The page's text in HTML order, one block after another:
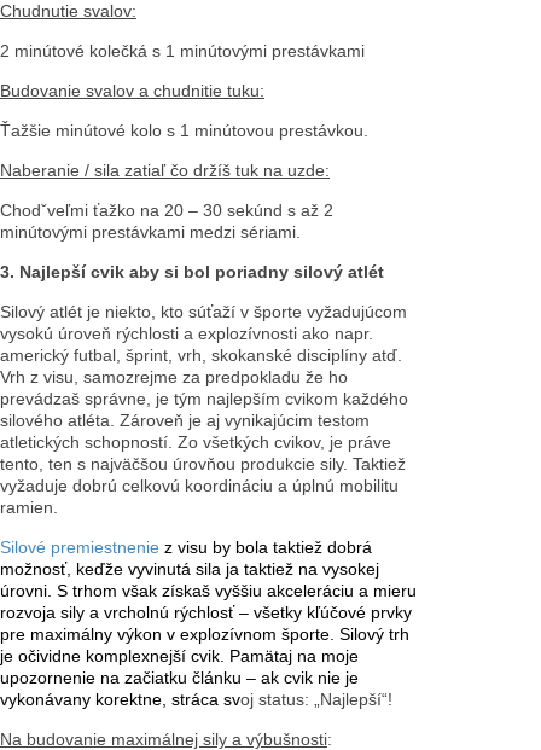
Chudnutie svalov:
2 minútové kolečká s 1 minútovými prestávkami
Budovanie svalov a chudnitie tuku:
Ťažšie minútové kolo s 1 minútovou prestávkou.
Naberanie / sila zatiaľ čo držíš tuk na uzde:
Chodˇveľmi ťažko na 20 – 30 sekúnd s až 2
minútovými prestávkami medzi sériami.
3. Najlepší cvik aby si bol poriadny silový atlét
Silový atlét je niekto, kto súťaží v športe vyžadujúcom
vysokú úroveň rýchlosti a explozívnosti ako napr.
americký futbal, šprint, vrh, skokanské disciplíny atď.
Vrh z visu, samozrejme za predpokladu že ho
prevádzaš správne, je tým najlepším cvikom každého
silového atléta. Zároveň je aj vynikajúcim testom
atletických schopností. Zo všetkých cvikov, je práve
tento, ten s najväčšou úrovňou produkcie sily. Taktiež
vyžaduje dobrú celkovú koordináciu a úplnú mobilitu
ramien.
Silové premiestnenie z visu by bola taktiež dobrá
možnosť, keďže vyvinutá sila ja taktiež na vysokej
úrovni. S trhom však získaš vyššiu akceleráciu a mieru
rozvoja sily a vrcholnú rýchlosť – všetky kľúčové prvky
pre maximálny výkon v explozívnom športe. Silový trh
je očividne komplexnejší cvik. Pamätaj na moje
upozornenie na začiatku článku – ak cvik nie je
vykonávany korektne, stráca svoj status: „Najlepší“!
Na budovanie maximálnej sily a výbušnosti: